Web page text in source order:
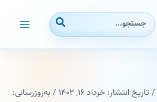
جستجوی:
/ تاریخ انتشار: خرداد ۱۶, ۱۴۰۲
/ به‌روزرسانی: